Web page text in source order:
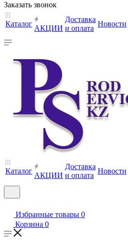
Заказать звонок
Каталог
АКЦИИ
Доставка
и оплата
Новости
Каталог
АКЦИИ
Доставка
и оплата
Новости
Избранные товары 0
Корзина 0